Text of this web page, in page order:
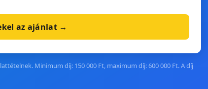
az ajánlat →
Minimum díj: 150 000 Ft, maximum díj: 600 000 Ft. A díj